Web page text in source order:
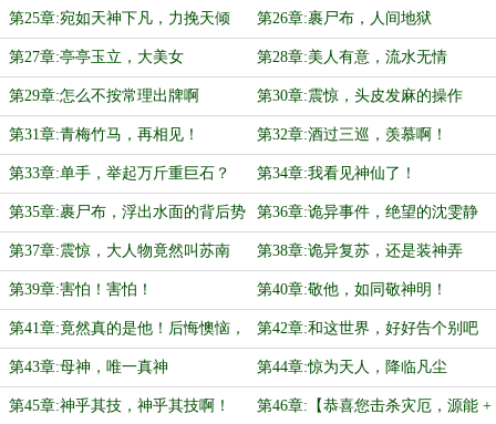
第25章:宛如天神下凡，力挽天倾 第26章:裹尸布，人间地狱
第27章:亭亭玉立，大美女 第28章:美人有意，流水无情
第29章:怎么不按常理出牌啊 第30章:震惊，头皮发麻的操作
第31章:青梅竹马，再相见！ 第32章:酒过三巡，羡慕啊！
第33章:单手，举起万斤重巨石？ 第34章:我看见神仙了！
第35章:裹尸布，浮出水面的背后势
力
第36章:诡异事件，绝望的沈雯静
第37章:震惊，大人物竟然叫苏南 第38章:诡异复苏，还是装神弄
鬼？？
第39章:害怕！害怕！ 第40章:敬他，如同敬神明！
第41章:竟然真的是他！后悔懊恼，
像野草
第42章:和这世界，好好告个别吧
第43章:母神，唯一真神 第44章:惊为天人，降临凡尘
第45章:神乎其技，神乎其技啊！ 第46章:【恭喜您击杀灾厄，源能 +